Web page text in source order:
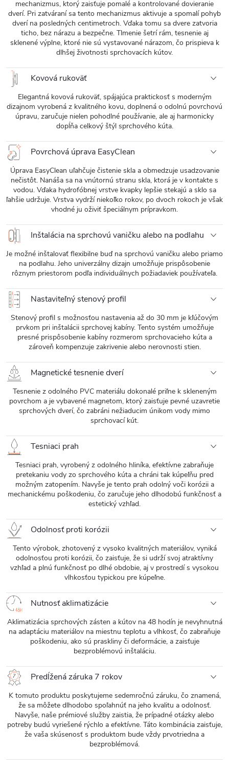
mechanizmus, ktorý zaisťuje pomalé a kontrolované dovieranie
dverí. Pri zatváraní sa tento mechanizmus aktivuje a spomalí pohyb
dverí na posledných centimetroch. Vďaka tomu sa dvere zatvoria
ticho, bez nárazu a bezpečne. Tlmenie šetrí rám, tesnenie aj
sklenené výplne, ktoré nie sú vystavované nárazom, čo prispieva k
dlhšej životnosti sprchovacích kútov.
Kovová rukoväť
Elegantná kovová rukoväť, spájajúca praktickosť s moderným
dizajnom vyrobená z kvalitného kovu, doplnená o odolnú povrchovú
úpravu, zaručuje nielen pohodlné používanie, ale aj harmonicky
dopĺňa celkový štýl sprchového kúta.
Povrchová úprava EasyClean
Úprava EasyClean uľahčuje čistenie skla a obmedzuje usadzovanie
nečistôt. Nanáša sa na vnútornú stranu skla, ktorá je v kontakte s
vodou. Vďaka hydrofóbnej vrstve kvapky lepšie stekajú a sklo sa
ľahšie udržuje. Vrstva vydrží niekoľko rokov, po dvoch rokoch je však
vhodné ju oživiť špeciálnym prípravkom.
Inštalácia na sprchovú vaničku alebo na podlahu
Je možné inštalovať flexibilne buď na sprchovú vaničku alebo priamo
na podlahu. Jeho univerzálny dizajn umožňuje prispôsobenie
rôznym priestorom podľa individuálnych požiadaviek používateľa.
Nastaviteľný stenový profil
Stenový profil s možnosťou nastavenia až do 30 mm je kľúčovým
prvkom pri inštalácii sprchovej kabíny. Tento systém umožňuje
presné prispôsobenie kabíny rozmerom sprchovacieho kúta a
zároveň kompenzuje zakrivenie alebo nerovnosti stien.
Magnetické tesnenie dverí
Tesnenie z odolného PVC materiálu dokonalé priľne k skleneným
povrchom a je vybavené magnetom, ktorý zaisťuje pevné uzavretie
sprchových dverí, čo zabráni nežiaducim únikom vody mimo
sprchovací kút.
Tesniaci prah
Tesniaci prah, vyrobený z odolného hliníka, efektívne zabraňuje
pretekaniu vody zo sprchového kúta a chráni tak kúpeľňu pred
možným zatopením. Navyše je tento prah odolný voči korózii a
mechanickému poškodeniu, čo zaručuje jeho dlhodobú funkčnosť a
estetický vzhľad.
Odolnosť proti korózii
Tento výrobok, zhotovený z vysoko kvalitných materiálov, vyniká
odolnosťou proti korózii, čo zaisťuje, že si udrží svoj atraktívny
vzhľad a plnú funkčnosť po dlhé obdobie, aj v prostredí s vysokou
vlhkosťou typickou pre kúpeľne.
Nutnosť aklimatizácie
Aklimatizácia sprchových zásten a kútov na 48 hodín je nevyhnutná
na adaptáciu materiálov na miestnu teplotu a vlhkosť, čo zabraňuje
poškodeniu, ako sú praskliny či deformácie, a zaisťuje
bezproblémovú inštaláciu.
Predĺžená záruka 7 rokov
K tomuto produktu poskytujeme sedemročnú záruku, čo znamená,
že sa môžete dlhodobo spoľahnúť na jeho kvalitu a odolnosť.
Navyše, naše prémiové služby zaistia, že prípadné otázky alebo
potreby budú vyriešené rýchlo a efektívne. Táto kombinácia zaisťuje,
že vaša skúsenosť s produktom bude vždy prvotriedna a
bezproblémová.